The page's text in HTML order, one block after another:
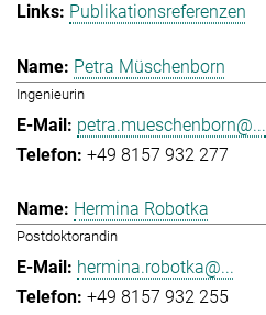
Publikationsreferenzen
Petra Müschenborn
Ingenieurin
petra.mueschenborn@...
+49 8157 932 277
Hermina Robotka
Postdoktorandin
hermina.robotka@...
+49 8157 932 255